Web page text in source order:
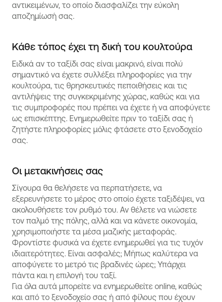
αντικειμένων, το οποίο διασφαλίζει την εύκολη
αποζημίωσή σας.
Κάθε τόπος έχει τη δική του κουλτούρα
Ειδικά αν το ταξίδι σας είναι μακρινό, είναι πολύ
σημαντικό να έχετε συλλέξει πληροφορίες για την
κουλτούρα, τις θρησκευτικές πεποιθήσεις και τις
αντιλήψεις της συγκεκριμένης χώρας, καθώς και για
τις συμπροφορές που πρέπει να έχετε ή να αποφύγετε
ως επισκέπτης. Ενημερωθείτε πριν το ταξίδι σας ή
ζητήστε πληροφορίες μόλις φτάσετε στο ξενοδοχείο
σας.
Οι μετακινήσεις σας
Σίγουρα θα θελήσετε να περπατήσετε, να
εξερευνήσετε το μέρος στο οποίο έχετε ταξιδέψει, να
ακολουθήσετε τον ρυθμό του. Αν θέλετε να νιώσετε
τον παλμό της πόλης, αλλά και να κάνετε οικονομία,
χρησιμοποιήστε τα μέσα μαζικής μεταφοράς.
Φροντίστε φυσικά να έχετε ενημερωθεί για τις τυχόν
ιδιαιτερότητες. Είναι ασφαλές; Μήπως καλύτερα να
αποφύγετε το μετρό τις βραδινές ώρες; Υπάρχει
πάντα και η επιλογή του ταξί.
Για όλα αυτά μπορείτε να ενημερωθείτε online, καθώς
και από το ξενοδοχείο σας ή από φίλους που έχουν